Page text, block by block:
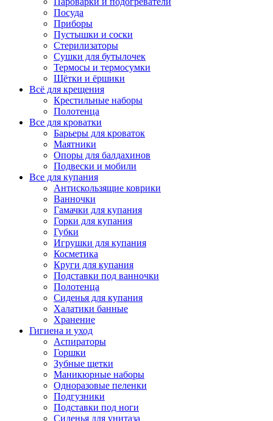
Посуда
Приборы
Пустышки и соски
Стерилизаторы
Сушки для бутылочек
Термосы и термосумки
Щётки и ёршики
Всё для крещения
Крестильные наборы
Полотенца
Все для кроватки
Барьеры для кроваток
Маятники
Опоры для балдахинов
Подвески и мобили
Все для купания
Антискользящие коврики
Ванночки
Гамачки для купания
Горки для купания
Губки
Игрушки для купания
Косметика
Круги для купания
Подставки под ванночки
Полотенца
Сиденья для купания
Халатики банные
Хранение
Гигиена и уход
Аспираторы
Горшки
Зубные щетки
Маникюрные наборы
Одноразовые пеленки
Подгузники
Подставки под ноги
Сиденья для унитаза